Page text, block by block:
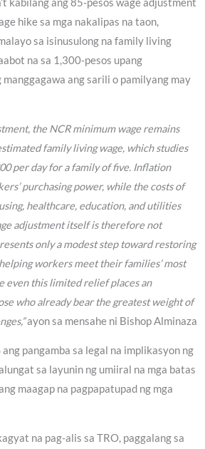
kabilang ang 85-pesos wage adjustment
hike sa mga nakalipas na taon,
sa isinusulong na family living
na sa 1,300-pesos upang
ang sarili o pamilyang may
the NCR minimum wage remains
family living wage, which studies
per day for a family of five. Inflation
purchasing power, while the costs of
healthcare, education, and utilities
adjustment itself is therefore not
only a modest step toward restoring
workers meet their families’ most
even this limited relief places an
who already bear the greatest weight of
ayon sa mensahe ni Bishop Alminaza
pangamba sa legal na implikasyon ng
sa layunin ng umiiral na mga batas
maagap na pagpapatupad ng mga
na pag-alis sa TRO, paggalang sa